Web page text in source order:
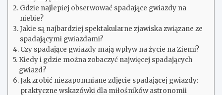
Gdzie najlepiej obserwować spadające gwiazdy na
niebie?
Jakie są najbardziej spektakularne zjawiska związane ze
spadającymi gwiazdami?
Czy spadające gwiazdy mają wpływ na życie na Ziemi?
Kiedy i gdzie można zobaczyć najwięcej spadających
gwiazd?
Jak zrobić niezapomniane zdjęcie spadającej gwiazdy:
praktyczne wskazówki dla miłośników astronomii